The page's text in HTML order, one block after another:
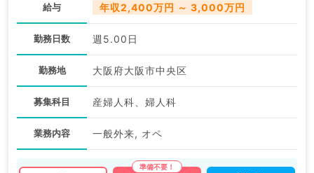
給与 年収2,400万円 ～ 3,000万円
勤務日数 週5.00日
勤務地 大阪府大阪市中央区
募集科目 産婦人科、婦人科
業務内容 一般外来, オペ